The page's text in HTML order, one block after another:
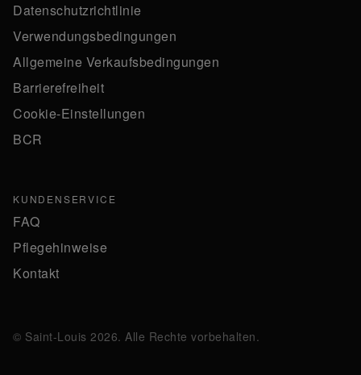
Datenschutzrichtlinie
Verwendungsbedingungen
Allgemeine Verkaufsbedingungen
Barrierefreiheit
Cookie-Einstellungen
BCR
KUNDENSERVICE
FAQ
Pflegehinweise
Kontakt
© Saint-Louis 2026. Alle Rechte vorbehalten.